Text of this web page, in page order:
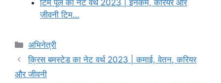
टिम पूल का नेट वर्थ 2023 | इनकम, करियर और
जीवनी टिम…
Categories
अभिनेत्री
क्रिस बमस्टेड का नेट वर्थ 2023 | कमाई, वेतन, करियर
और जीवनी